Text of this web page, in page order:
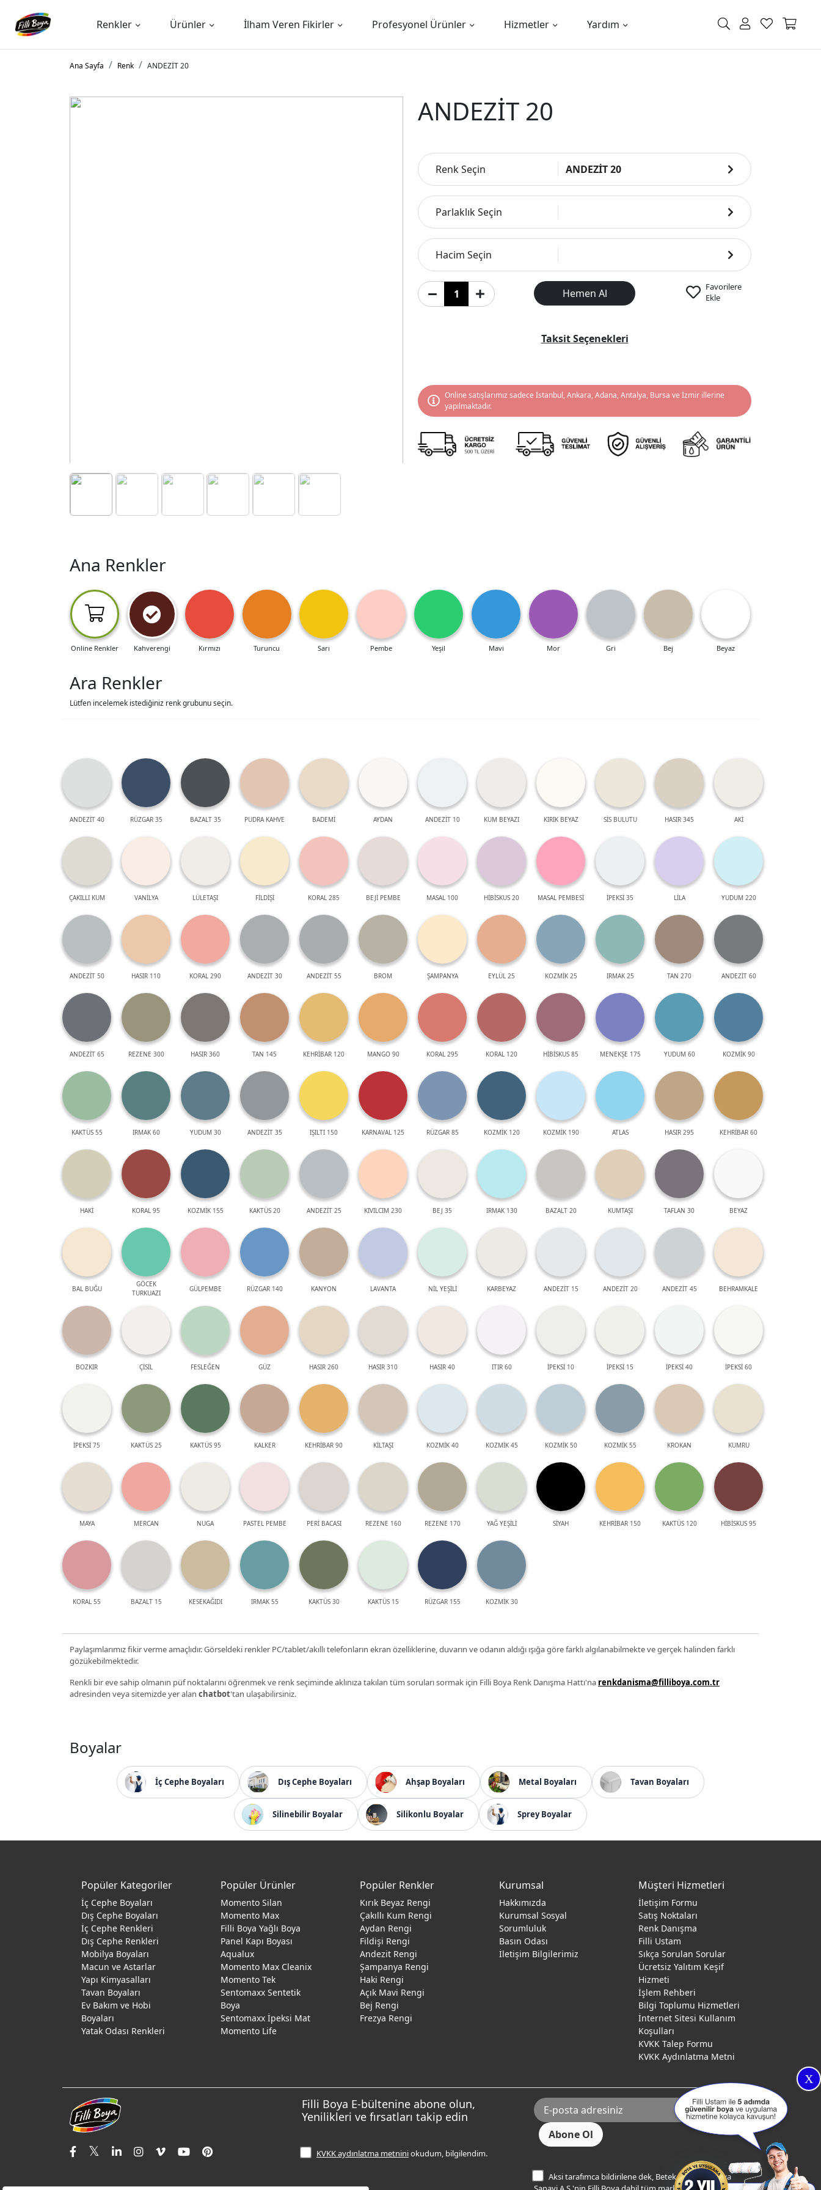
Renkler Ürünler İlham Veren Fikirler Profesyonel Ürünler Hizmetler Yardım
Ana Sayfa Renk ANDEZİT 20
ANDEZİT 20
Renk Seçin ANDEZİT 20
Parlaklık Seçin
Hacim Seçin
Hemen Al
Favorilere
Ekle
Taksit Seçenekleri
Online satışlarımız sadece İstanbul, Ankara, Adana, Antalya, Bursa ve İzmir illerine
yapılmaktadır.
Ana Renkler
Online Renkler Kahverengi Kırmızı Turuncu Sarı Pembe Yeşil Mavi Mor Gri Bej Beyaz
Ara Renkler
Lütfen incelemek istediğiniz renk grubunu seçin.
ANDEZİT 40 RÜZGAR 35 BAZALT 35 PUDRA KAHVE BADEMİ AYDAN ANDEZİT 10 KUM BEYAZI KIRIK BEYAZ SİS BULUTU HASIR 345 AKİ
ÇAKILLI KUM VANİLYA LÜLETAŞI FİLDİŞİ KORAL 285 BEJİ PEMBE MASAL 100 HİBİSKUS 20 MASAL PEMBESİ İPEKSİ 35 LİLA YUDUM 220
ANDEZİT 50 HASIR 110 KORAL 290 ANDEZİT 30 ANDEZİT 55 BROM ŞAMPANYA EYLÜL 25 KOZMİK 25 IRMAK 25 TAN 270 ANDEZİT 60
ANDEZİT 65 REZENE 300 HASIR 360 TAN 145 KEHRİBAR 120 MANGO 90 KORAL 295 KORAL 120 HİBİSKUS 85 MENEKŞE 175 YUDUM 60 KOZMİK 90
KAKTÜS 55 IRMAK 60 YUDUM 30 ANDEZİT 35 IŞILTI 150 KARNAVAL 125 RÜZGAR 85 KOZMİK 120 KOZMİK 190 ATLAS HASIR 295 KEHRİBAR 60
HAKİ KORAL 95 KOZMİK 155 KAKTÜS 20 ANDEZİT 25 KIVILCIM 230 BEJ 35 IRMAK 130 BAZALT 20 KUMTAŞI TAFLAN 30 BEYAZ
BAL BUĞU
GÖCEK
TURKUAZI
GÜLPEMBE RÜZGAR 140 KANYON LAVANTA NİL YEŞİLİ KARBEYAZ ANDEZİT 15 ANDEZİT 20 ANDEZİT 45 BEHRAMKALE
BOZKIR ÇİSİL FESLEĞEN GÜZ HASIR 260 HASIR 310 HASIR 40 ITIR 60 İPEKSİ 10 İPEKSİ 15 İPEKSİ 40 İPEKSİ 60
İPEKSİ 75 KAKTÜS 25 KAKTÜS 95 KALKER KEHRİBAR 90 KİLTAŞI KOZMİK 40 KOZMİK 45 KOZMİK 50 KOZMİK 55 KROKAN KUMRU
MAYA MERCAN NUGA PASTEL PEMBE PERİ BACASI REZENE 160 REZENE 170 YAĞ YEŞİLİ SİYAH KEHRİBAR 150 KAKTÜS 120 HİBİSKUS 95
KORAL 55 BAZALT 15 KESEKAĞIDI IRMAK 55 KAKTÜS 30 KAKTÜS 15 RÜZGAR 155 KOZMİK 30
Paylaşımlarımız fikir verme amaçlıdır. Görseldeki renkler PC/tablet/akıllı telefonların ekran özelliklerine, duvarın ve odanın aldığı ışığa göre farklı algılanabilmekte ve gerçek halinden farklı
gözükebilmektedir.
Renkli bir eve sahip olmanın püf noktalarını öğrenmek ve renk seçiminde aklınıza takılan tüm soruları sormak için Filli Boya Renk Danışma Hattı'na renkdanisma@filliboya.com.tr
adresinden veya sitemizde yer alan chatbot'tan ulaşabilirsiniz.
Boyalar
İç Cephe Boyaları Dış Cephe Boyaları Ahşap Boyaları Metal Boyaları Tavan Boyaları
Silinebilir Boyalar Silikonlu Boyalar Sprey Boyalar
X
Popüler Kategoriler
İç Cephe Boyaları
Dış Cephe Boyaları
İç Cephe Renkleri
Dış Cephe Renkleri
Mobilya Boyaları
Macun ve Astarlar
Yapı Kimyasalları
Tavan Boyaları
Ev Bakım ve Hobi
Boyaları
Yatak Odası Renkleri
Popüler Ürünler
Momento Silan
Momento Max
Filli Boya Yağlı Boya
Panel Kapı Boyası
Aqualux
Momento Max Cleanix
Momento Tek
Sentomaxx Sentetik
Boya
Sentomaxx İpeksi Mat
Momento Life
Popüler Renkler
Kırık Beyaz Rengi
Çakıllı Kum Rengi
Aydan Rengi
Fildişi Rengi
Andezit Rengi
Şampanya Rengi
Haki Rengi
Açık Mavi Rengi
Bej Rengi
Frezya Rengi
Kurumsal
Hakkımızda
Kurumsal Sosyal
Sorumluluk
Basın Odası
İletişim Bilgilerimiz
Müşteri Hizmetleri
İletişim Formu
Satış Noktaları
Renk Danışma
Filli Ustam
Sıkça Sorulan Sorular
Ücretsiz Yalıtım Keşif
Hizmeti
İşlem Rehberi
Bilgi Toplumu Hizmetleri
İnternet Sitesi Kullanım
Koşulları
KVKK Talep Formu
KVKK Aydınlatma Metni
Filli Boya E-bültenine abone olun,
Yenilikleri ve fırsatları takip edin
KVKK aydınlatma metniniokudum, bilgilendim.
Aksi tarafımca bildirilene dek, Betek Boya ve Kimya